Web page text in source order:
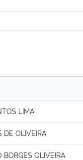
LIMA
DE OLIVEIRA
BORGES OLIVEIRA